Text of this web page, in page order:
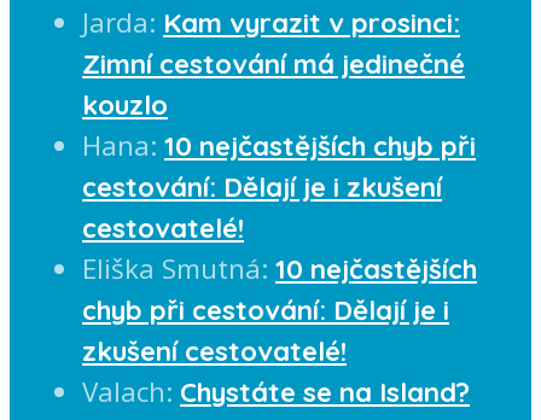
Jarda: Kam vyrazit v prosinci:
Zimní cestování má jedinečné
kouzlo
Hana: 10 nejčastějších chyb při
cestování: Dělají je i zkušení
cestovatelé!
Eliška Smutná: 10 nejčastějších
chyb při cestování: Dělají je i
zkušení cestovatelé!
Valach: Chystáte se na Island?